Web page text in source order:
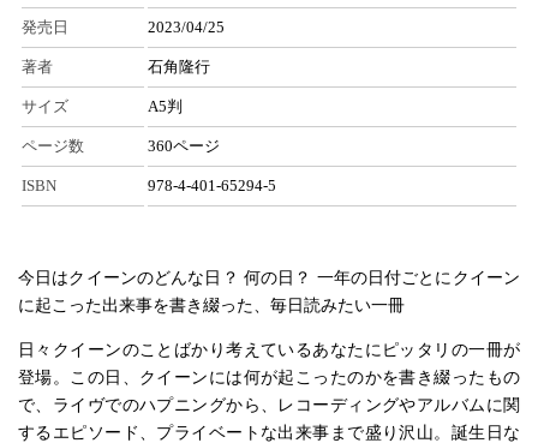
発売日 2023/04/25
著者 石角隆行
サイズ A5判
ページ数 360ページ
ISBN 978-4-401-65294-5
今日はクイーンのどんな日？ 何の日？ 一年の日付ごとにクイーン
に起こった出来事を書き綴った、毎日読みたい一冊
日々クイーンのことばかり考えているあなたにピッタリの一冊が
登場。この日、クイーンには何が起こったのかを書き綴ったもの
で、ライヴでのハプニングから、レコーディングやアルバムに関
するエピソード、プライベートな出来事まで盛り沢山。誕生日な